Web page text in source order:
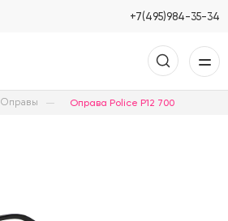
+7(495)984-35-34
Оправы Оправа Police P12 700